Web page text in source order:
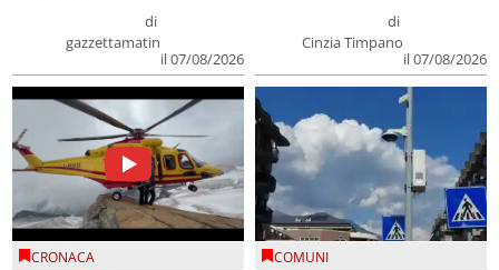
di
gazzettamatin
il 07/08/2026
di
Cinzia Timpano
il 07/08/2026
CRONACA COMUNI